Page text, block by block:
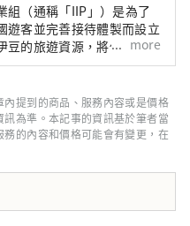
組（通稱「IIP」）是為了
遊客並完善接待體製而設立
豆的旅遊資源，將伊豆打造
遊城市。 伊豆市自然資源
，從東京搭火車約兩小時交
的理想之地。 [關於封
是伊豆市色彩攝影比賽的
大島宏樹 作品名稱：《輕
授權使用和複製封面圖
使用方法，請確認伊豆市
more
提到的商品、服務內容或是價格
為準。本記事的資訊基於筆者當
的內容和價格可能會有變更，在